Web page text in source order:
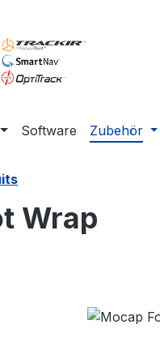
Software Zubehör
Wrap